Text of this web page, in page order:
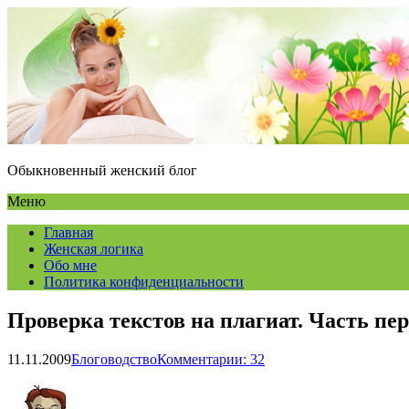
Обыкновенный женский блог
Меню
Главная
Женская логика
Обо мне
Политика конфиденциальности
Проверка текстов на плагиат. Часть
11.11.2009БлоговодствоКомментарии: 32